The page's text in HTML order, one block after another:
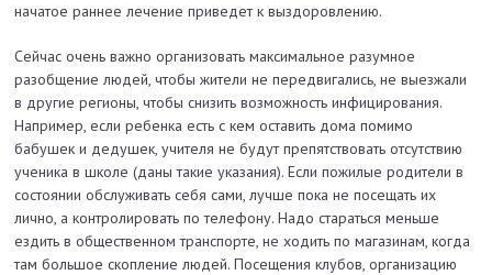
начатое раннее лечение приведет к выздоровлению.
Сейчас очень важно организовать максимальное разумное
разобщение людей, чтобы жители не передвигались, не выезжали
в другие регионы, чтобы снизить возможность инфицирования.
Например, если ребенка есть с кем оставить дома помимо
бабушек и дедушек, учителя не будут препятствовать отсутствию
ученика в школе (даны такие указания). Если пожилые родители в
состоянии обслуживать себя сами, лучше пока не посещать их
лично, а контролировать по телефону. Надо стараться меньше
ездить в общественном транспорте, не ходить по магазинам, когда
там большое скопление людей. Посещения клубов, организацию